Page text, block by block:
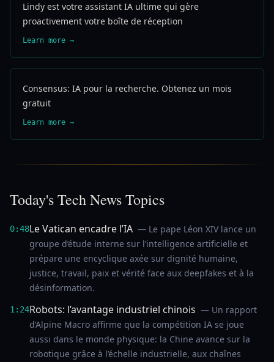
Lindy est votre assistant IA ultime qui gère
proactivement votre boîte de réception
Learn more →
Consensus: IA pour la recherche. Obtenez un mois
gratuit
Learn more →
Today's Tech News Topics
0:48Le Vatican encadre l’IA — Le pape Léon XIV lance un
groupe d’étude interne sur l’intelligence artificielle et
prépare une encyclique axée sur dignité humaine,
justice, travail, paix et vérité face aux deepfakes et à la
désinformation.
1:24Robots: l’avantage industriel chinois — Un rapport
d’Alpine Macro affirme que la compétition IA se joue
aussi dans le monde physique: la Chine avance sur la
robotique grâce à l’échelle industrielle, aux chaînes